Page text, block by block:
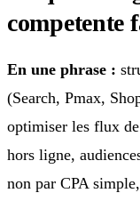
competente
En une phrase :
(Search, Pmax,
optimiser les flux
hors ligne,
non par CPA